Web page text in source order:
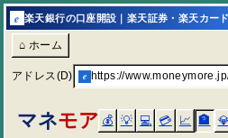
e 楽天銀行の口座開設｜楽天証券・楽天カー
⌂ ホーム
アドレス(D) e https://
マネモア 💰 💡 💻 💳 📈 🏦